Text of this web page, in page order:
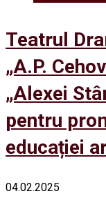
Teatrul
„A.P.
„Alexei
pentru
educației
04.02.2025